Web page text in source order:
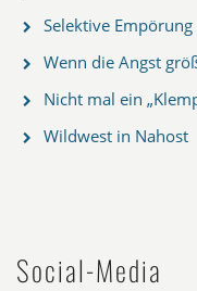
Selektive Empörung
Wenn die Angst
Nicht mal ein
Wildwest in Nahost
Social-Media